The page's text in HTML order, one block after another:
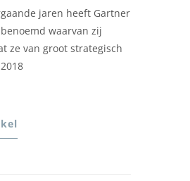
jaren heeft Gartner
waarvan zij
ze van groot strategisch